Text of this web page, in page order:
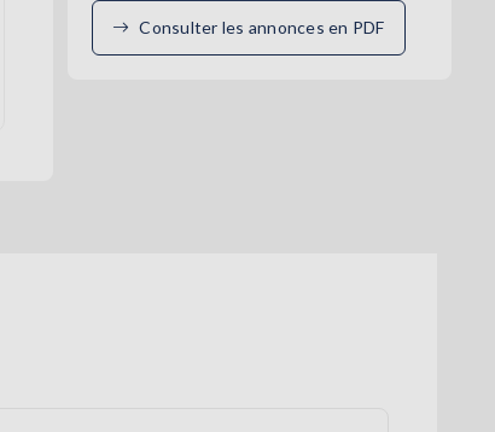
Consulter les annonces en PDF